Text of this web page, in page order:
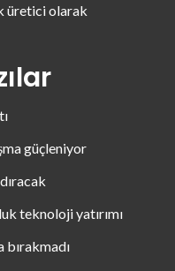
üretici olarak
güçleniyor
teknoloji yatırımı
bırakmadı